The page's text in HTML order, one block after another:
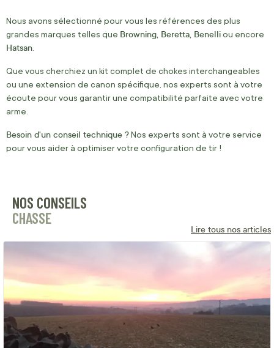
Nous avons sélectionné pour vous les références des plus
grandes marques telles que Browning, Beretta, Benelliou encore
Hatsan.
Que vous cherchiez un kit complet de chokes interchangeables
ou une extension de canon spécifique, nos experts sont à votre
écoute pour vous garantir une compatibilité parfaite avec votre
arme.
Besoin d'un conseil technique ?Nos experts sont à votre service
pour vous aider à optimiser votre configuration de tir !
NOS CONSEILS
CHASSE
Lire tous nos articles